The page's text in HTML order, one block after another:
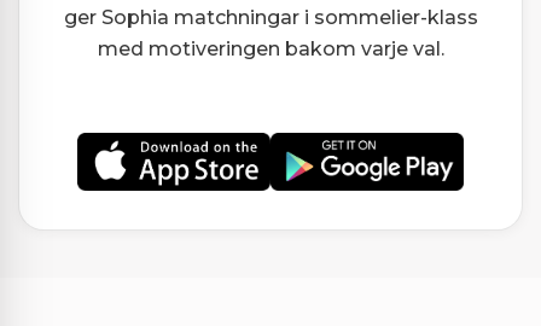
ger Sophia matchningar i sommelier-klass
med motiveringen bakom varje val.